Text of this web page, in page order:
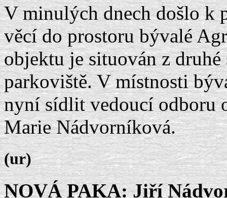
V minulých dnech došlo k
věcí do prostoru bývalé
objektu je situován z
parkoviště. V místnosti
nyní sídlit vedoucí odboru
Marie Nádvorníková.
(ur)
NOVÁ PAKA: Jiří